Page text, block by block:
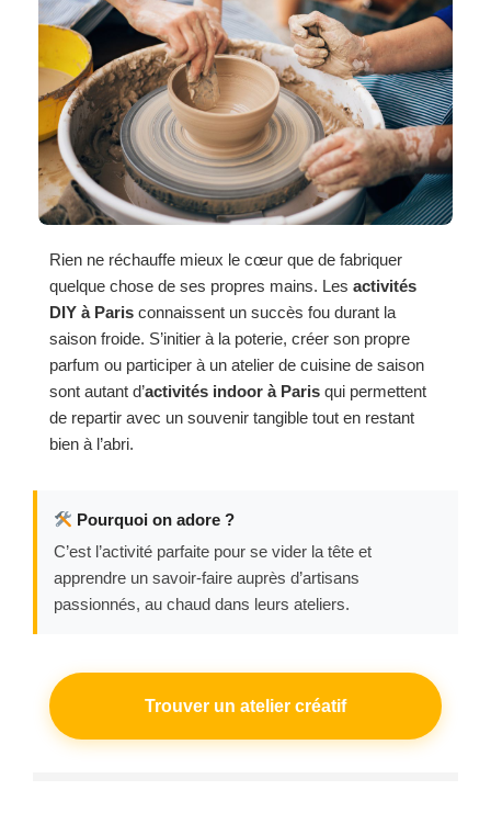
Rien ne réchauffe mieux le cœur que de fabriquer
quelque chose de ses propres mains. Les activités
DIY à Paris connaissent un succès fou durant la
saison froide. S’initier à la poterie, créer son propre
parfum ou participer à un atelier de cuisine de saison
sont autant d’activités indoor à Paris qui permettent
de repartir avec un souvenir tangible tout en restant
bien à l’abri.
Pourquoi on adore ?
C’est l’activité parfaite pour se vider la tête et
apprendre un savoir-faire auprès d’artisans
passionnés, au chaud dans leurs ateliers.
Trouver un atelier créatif